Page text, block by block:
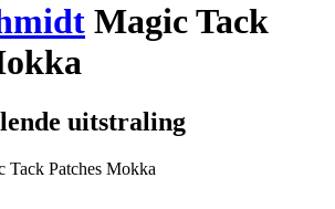
Magic Tack
uitstraling
Tack Patches Mokka